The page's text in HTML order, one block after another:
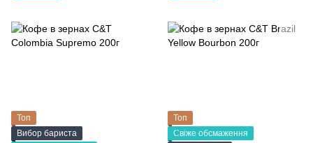
Топ
Вибор бариста
Топ
Свіже обсмаження